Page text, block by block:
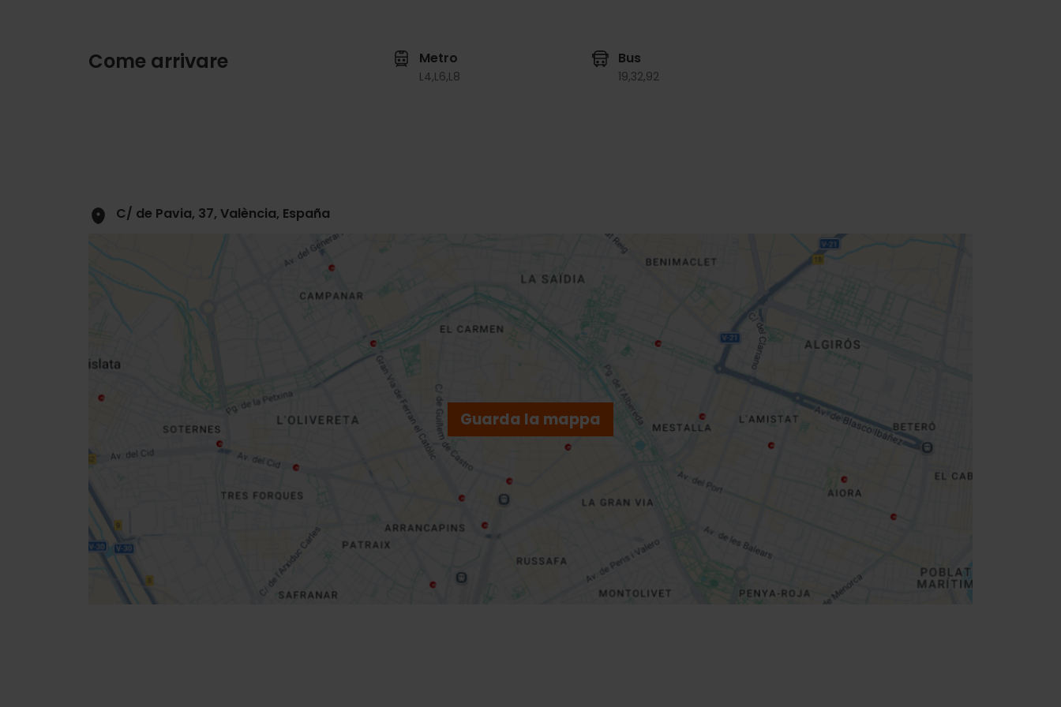
Come arrivare Metro
L4,L6,L8
Bus
19,32,92
C/ de Pavia, 37, València, España
Guarda la mappa
Indicazioni
sidebar